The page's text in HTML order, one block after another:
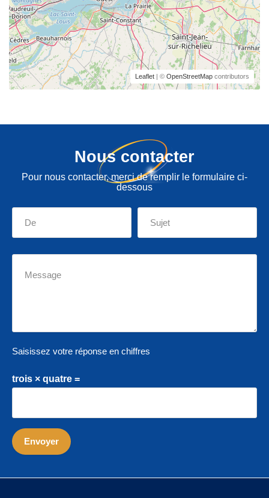
Leaflet | © OpenStreetMap contributors
Nous contacter
Pour nous contacter, merci de remplir le formulaire ci-
dessous
Saisissez votre réponse en chiffres
trois × quatre =